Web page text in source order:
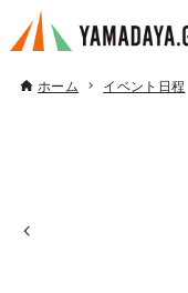
ホーム イベント日程